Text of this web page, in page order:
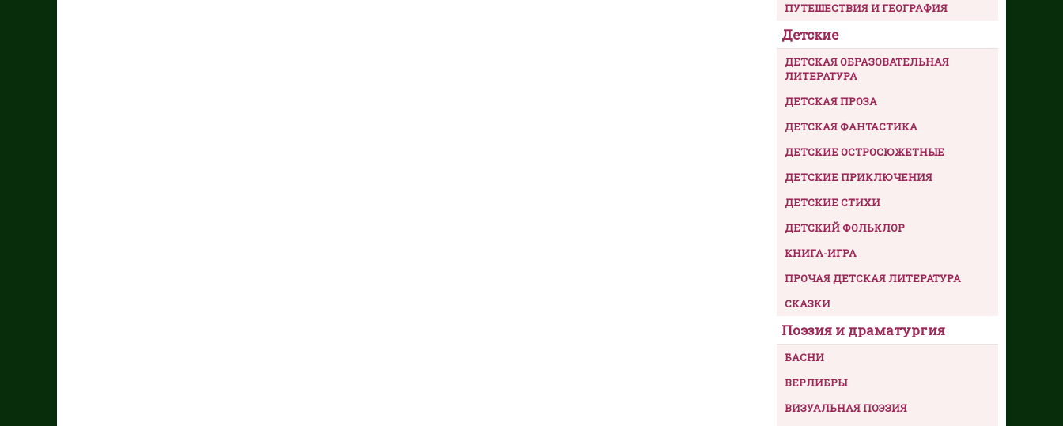
ПУТЕШЕСТВИЯ И ГЕОГРАФИЯ
Детские
ДЕТСКАЯ ОБРАЗОВАТЕЛЬНАЯ
ЛИТЕРАТУРА
ДЕТСКАЯ ПРОЗА
ДЕТСКАЯ ФАНТАСТИКА
ДЕТСКИЕ ОСТРОСЮЖЕТНЫЕ
ДЕТСКИЕ ПРИКЛЮЧЕНИЯ
ДЕТСКИЕ СТИХИ
ДЕТСКИЙ ФОЛЬКЛОР
КНИГА-ИГРА
ПРОЧАЯ ДЕТСКАЯ ЛИТЕРАТУРА
СКАЗКИ
Поэзия и драматургия
БАСНИ
ВЕРЛИБРЫ
ВИЗУАЛЬНАЯ ПОЭЗИЯ